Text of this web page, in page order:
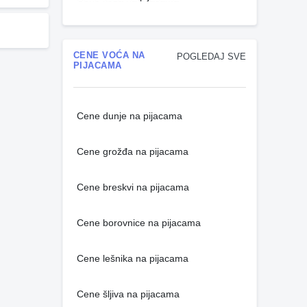
POGLEDAJ SVE
CENE VOĆA NA
PIJACAMA
Cene dunje na pijacama
Cene grožđa na pijacama
Cene breskvi na pijacama
Cene borovnice na pijacama
Cene lešnika na pijacama
Cene šljiva na pijacama